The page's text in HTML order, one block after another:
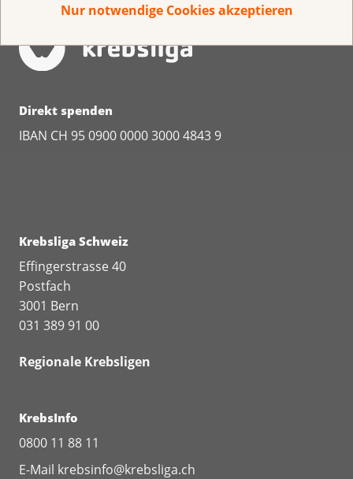
Nur notwendige Cookies akzeptieren
Direkt spenden
IBAN CH 95 0900 0000 3000 4843 9
Krebsliga Schweiz
Effingerstrasse 40
Postfach
3001 Bern
031 389 91 00
Regionale Krebsligen
KrebsInfo
0800 11 88 11
E-Mail krebsinfo@krebsliga.ch